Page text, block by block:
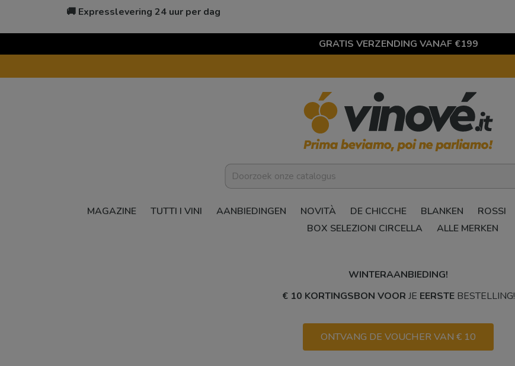
🚚 Expresslevering 24 uur per dag
GRATIS VERZENDING VANAF €199
MAGAZINE TUTTI I VINI AANBIEDINGEN NOVITÀ DE CHICCHE BLANKEN ROSSI
BOX SELEZIONI CIRCELLA
ALLE MERKEN
WINTERAANBIEDING!
€ 10 KORTINGSBON VOOR JE EERSTEBESTELLING!
ONTVANG DE VOUCHER VAN € 10